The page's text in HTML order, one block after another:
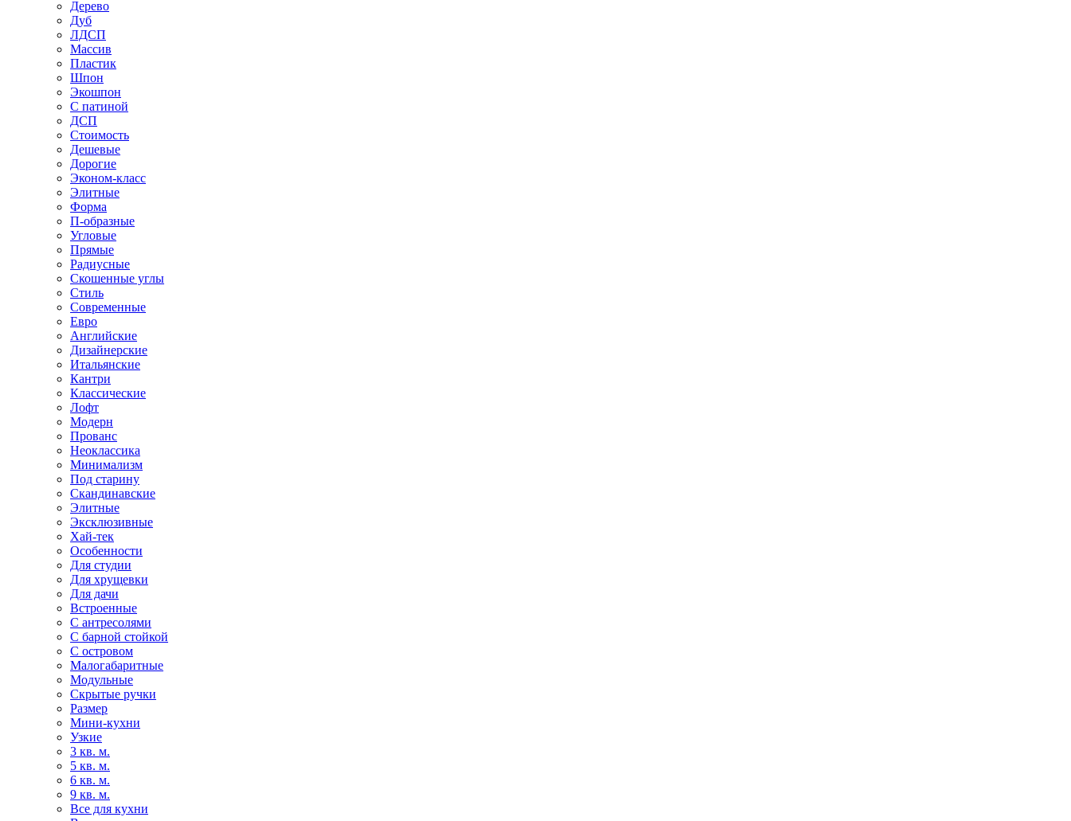
Дерево
Дуб
ЛДСП
Массив
Пластик
Шпон
Экошпон
С патиной
ДСП
Стоимость
Дешевые
Дорогие
Эконом-класс
Элитные
Форма
П-образные
Угловые
Прямые
Радиусные
Скошенные углы
Стиль
Современные
Евро
Английские
Дизайнерские
Итальянские
Кантри
Классические
Лофт
Модерн
Прованс
Неоклассика
Минимализм
Под старину
Скандинавские
Элитные
Эксклюзивные
Хай-тек
Особенности
Для студии
Для хрущевки
Для дачи
Встроенные
С антресолями
С барной стойкой
С островом
Малогабаритные
Модульные
Скрытые ручки
Размер
Мини-кухни
Узкие
3 кв. м.
5 кв. м.
6 кв. м.
9 кв. м.
Все для кухни